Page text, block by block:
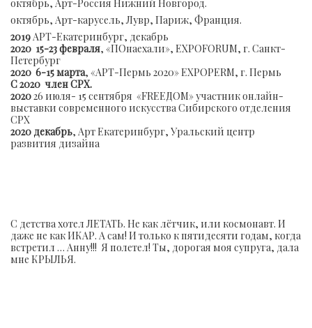
октябрь, Арт-Россия Нижний Новгород.
октябрь, Арт-карусель, Лувр, Париж, Франция.
2019 АРТ-Екатеринбург, декабрь
2020 15-23 февраля, «ПОнаехали», EXPOFORUM, г. Санкт-
Петербург
2020 6-15 марта, «АРТ-Пермь 2020» EXPOPERM, г. Пермь
С 2020 член СРХ.
202026 июля- 15 сентября «FREEДОМ» участник онлайн-
выставки современного искусства Сибирского отделения
СРХ
2020 декабрь, Арт Екатеринбург, Уральский центр
развития дизайна
С детства хотел ЛЕТАТЬ. Не как лётчик, или космонавт. И
даже не как ИКАР. А сам! И только к пятидесяти годам, когда
встретил … Анну!!! Я полетел! Ты, дорогая моя супруга, дала
мне КРЫЛЬЯ.